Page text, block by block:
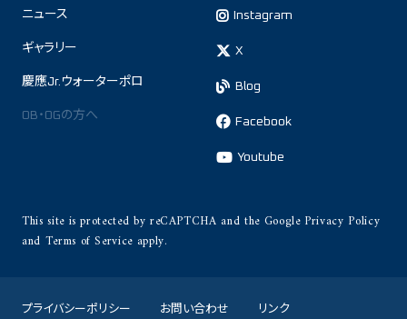
ニュース
ギャラリー
慶應Jr.ウォーターポロ
OB・OGの方へ
Instagram
X
Blog
Facebook
Youtube
This site is protected by reCAPTCHA and the Google Privacy Policy
and Terms of Service apply.
プライバシーポリシー お問い合わせ リンク